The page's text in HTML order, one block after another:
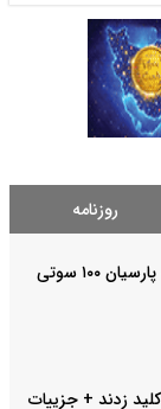
روزنامه
قیمت سکه پارسیان امروز جمعه ۱۶ مرداد ۱۴۰۵ / سکه پارسیان ۱۰۰ سوتی
زدند + جزییات